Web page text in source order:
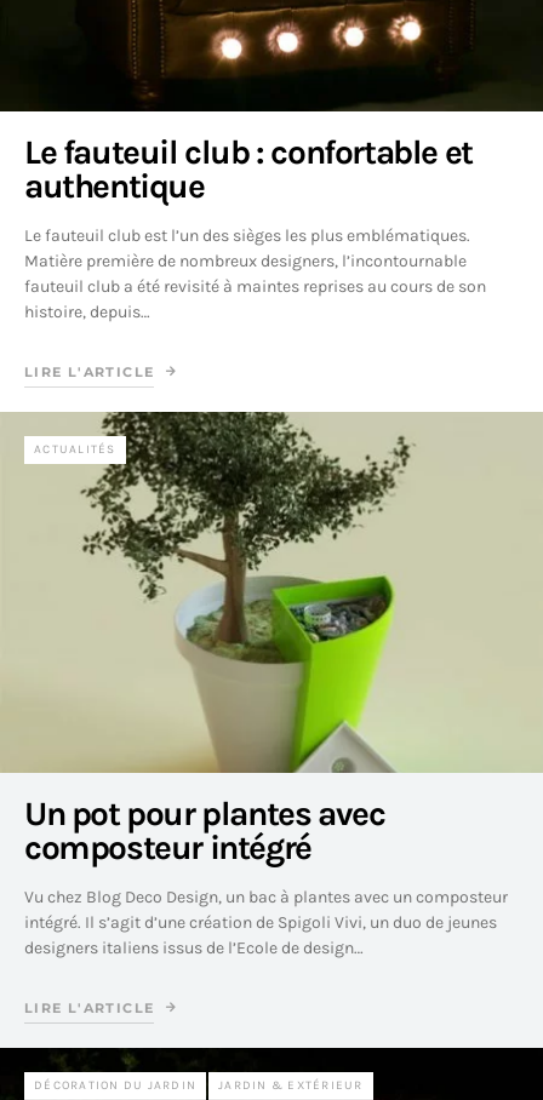
Le fauteuil club : confortable et
authentique
Le fauteuil club est l’un des sièges les plus emblématiques.
Matière première de nombreux designers, l’incontournable
fauteuil club a été revisité à maintes reprises au cours de son
histoire, depuis…
LIRE L'ARTICLE
ACTUALITÉS
Un pot pour plantes avec
composteur intégré
Vu chez Blog Deco Design, un bac à plantes avec un composteur
intégré. Il s’agit d’une création de Spigoli Vivi, un duo de jeunes
designers italiens issus de l’Ecole de design…
LIRE L'ARTICLE
DÉCORATION DU JARDIN JARDIN & EXTÉRIEUR